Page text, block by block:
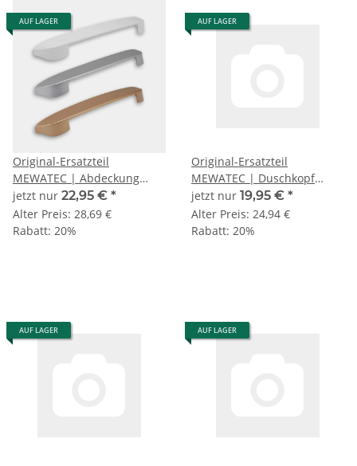
AUF LAGER
Original-Ersatzteil
MEWATEC | Abdeckung
Colorado C701
jetzt nur 22,95 € *
Alter Preis: 28,69 €
Rabatt: 20%
AUF LAGER
Original-Ersatzteil
MEWATEC | Duschkopf
Colorado C701 + C701-UF
jetzt nur 19,95 € *
Alter Preis: 24,94 €
Rabatt: 20%
AUF LAGER AUF LAGER